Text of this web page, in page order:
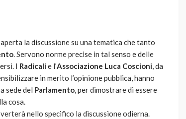
la discussione su una tematica che tanto
. Servono norme precise in tal senso e delle
I Radicalie l’Associazione Luca Coscioni, da
in merito l’opinione pubblica, hanno
sede del Parlamento, per dimostrare di essere
cosa.
nello specifico la discussione odierna.
AUTO SPORT
MG alle Final 8 di Coppa
Davis: tennis mondiale e
passione per
l’automobilismo
abbracciano la stessa causa